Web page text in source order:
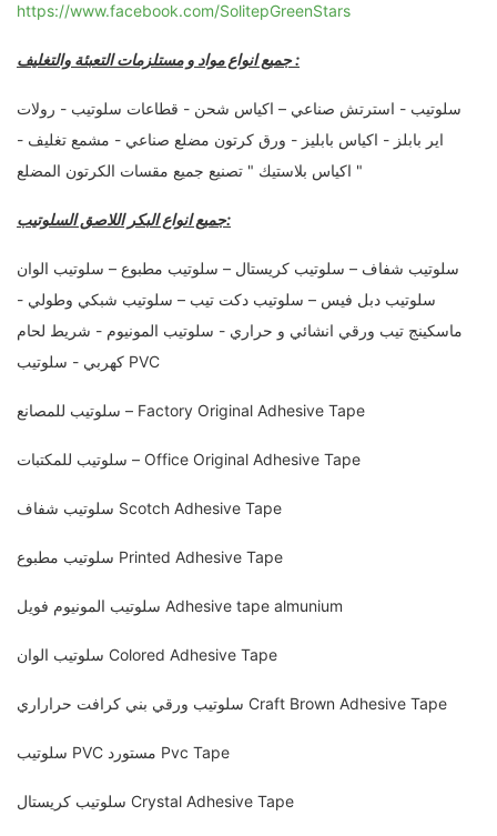
https://www.facebook.com/SolitepGreenStars
جميع انواع مواد و مستلزمات التعبئة والتغليف :
سلوتيب - استرتش صناعي – اكياس شحن - قطاعات سلوتيب - رولات
اير بابلز - اكياس بابليز - ورق كرتون مضلع صناعي - مشمع تغليف -
اكياس بلاستيك " تصنيع جميع مقسات الكرتون المضلع "
جميع انواع البكر اللاصق السلوتيب:
سلوتيب شفاف – سلوتيب كريستال – سلوتيب مطبوع – سلوتيب الوان
سلوتيب دبل فيس – سلوتيب دكت تيب – سلوتيب شبكي وطولي -
ماسكينج تيب ورقي انشائي و حراري - سلوتيب المونيوم - شريط لحام
كهربي - سلوتيب PVC
سلوتيب للمصانع – Factory Original Adhesive Tape
سلوتيب للمكتبات – Office Original Adhesive Tape
سلوتيب شفاف Scotch Adhesive Tape
سلوتيب مطبوع Printed Adhesive Tape
سلوتيب المونيوم فويل Adhesive tape almunium
سلوتيب الوان Colored Adhesive Tape
سلوتيب ورقي بني كرافت حراراري Craft Brown Adhesive Tape
سلوتيب PVC مستورد Pvc Tape
سلوتيب كريستال Crystal Adhesive Tape